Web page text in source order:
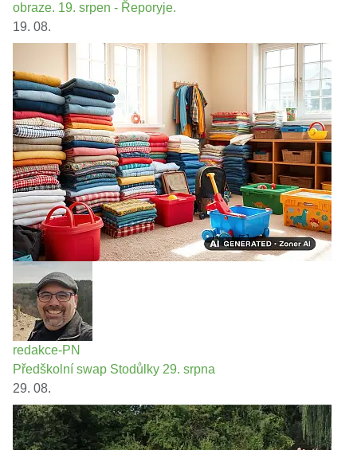
obraze. 19. srpen - Řeporyje.
19. 08.
redakce-PN
Předškolní swap Stodůlky 29. srpna
29. 08.